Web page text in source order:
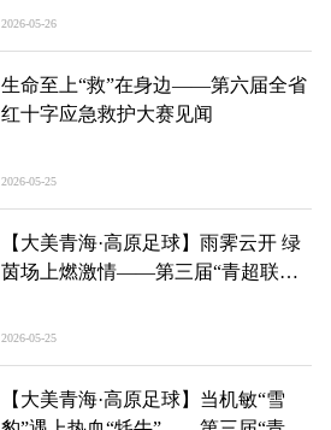
2026-05-26
生命至上“救”在身边——第六届全省
红十字应急救护大赛见闻
2026-05-25
【大美青海·高原足球】雨霁云开 绿
茵场上燃激情——第三届“青超联
2026-05-25
【大美青海·高原足球】当机敏“雪